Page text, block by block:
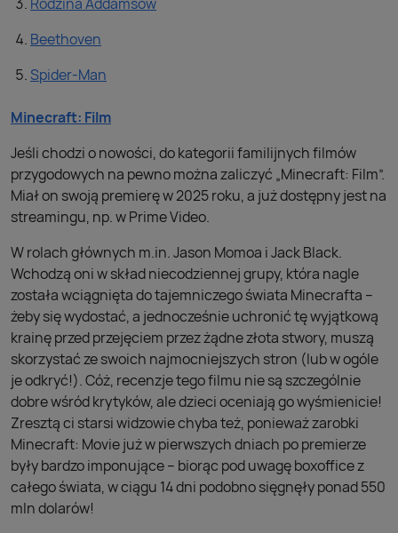
Beethoven
Spider-Man
Minecraft: Film
Jeśli chodzi o nowości, do kategorii familijnych filmów
przygodowych na pewno można zaliczyć „Minecraft: Film”.
Miał on swoją premierę w 2025 roku, a już dostępny jest na
streamingu, np. w Prime Video.
W rolach głównych m.in. Jason Momoa i Jack Black.
Wchodzą oni w skład niecodziennej grupy, która nagle
została wciągnięta do tajemniczego świata Minecrafta –
żeby się wydostać, a jednocześnie uchronić tę wyjątkową
krainę przed przejęciem przez żądne złota stwory, muszą
skorzystać ze swoich najmocniejszych stron (lub w ogóle
je odkryć!). Cóż, recenzje tego filmu nie są szczególnie
dobre wśród krytyków, ale dzieci oceniają go wyśmienicie!
Zresztą ci starsi widzowie chyba też, ponieważ zarobki
Minecraft: Movie już w pierwszych dniach po premierze
były bardzo imponujące – biorąc pod uwagę boxoffice z
całego świata, w ciągu 14 dni podobno sięgnęły ponad 550
mln dolarów!